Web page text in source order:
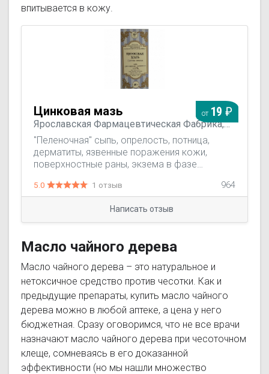
впитывается в кожу.
Цинковая мазь
Ярославская Фармацевтическая Фабрика,
Россия
"Пеленочная" сыпь, опрелость, потница,
дерматиты, язвенные поражения кожи,
поверхностные раны, экзема в фазе
трофические язвы, ожоги, пролежни.
от 19
5.0 1 отзыв 964
Написать отзыв
Масло чайного дерева
Масло чайного дерева – это натуральное и
нетоксичное средство против чесотки. Как и
предыдущие препараты, купить масло чайного
дерева можно в любой аптеке, а цена у него
бюджетная. Сразу оговоримся, что не все врачи
назначают масло чайного дерева при чесоточном
клеще, сомневаясь в его доказанной
эффективности (но мы нашли множество